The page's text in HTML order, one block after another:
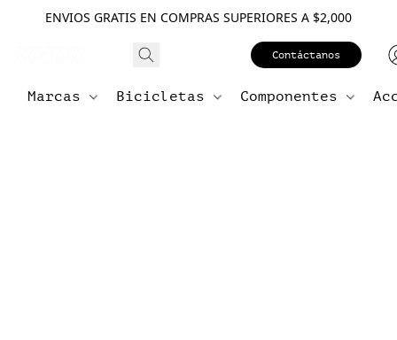
ENVIOS GRATIS EN COMPRAS SUPERIORES A $2,000
Contáctanos
Marcas Bicicletas Componentes